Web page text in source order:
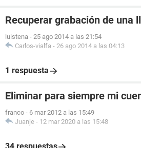
Recuperar grabación de una
luistena - 25 ago 2014 a las 21:54
Carlos-vialfa - 26 ago 2014 a las 04:13
1 respuesta
Eliminar para siempre mi
franco - 6 mar 2012 a las 15:49
Juanje - 12 mar 2020 a las 15:48